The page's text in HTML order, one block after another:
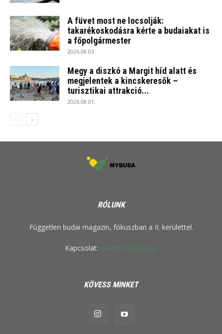
A füvet most ne locsolják:
takarékoskodásra kérte a budaiakat is
a főpolgármester
2026.08.03.
Megy a diszkó a Margit híd alatt és
megjelentek a kincskeresők –
turisztikai attrakció...
2026.08.01.
RÓLUNK
Független budai magazin, fókuszban a II. kerülettel.
Kapcsolat: hello@mybuda.hu
KÖVESS MINKET